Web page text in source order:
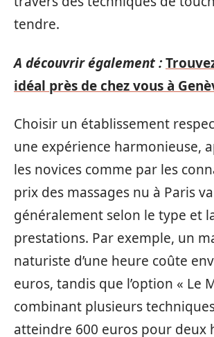
tendre.
A découvrir également :
idéal près de chez vous à
Choisir un établissement
une expérience harmonieuse,
les novices comme par les
prix des massages nu à Paris
généralement selon le type et
prestations. Par exemple, un
naturiste d’une heure coûte
euros, tandis que l’option « Le
combinant plusieurs
atteindre 600 euros pour deux